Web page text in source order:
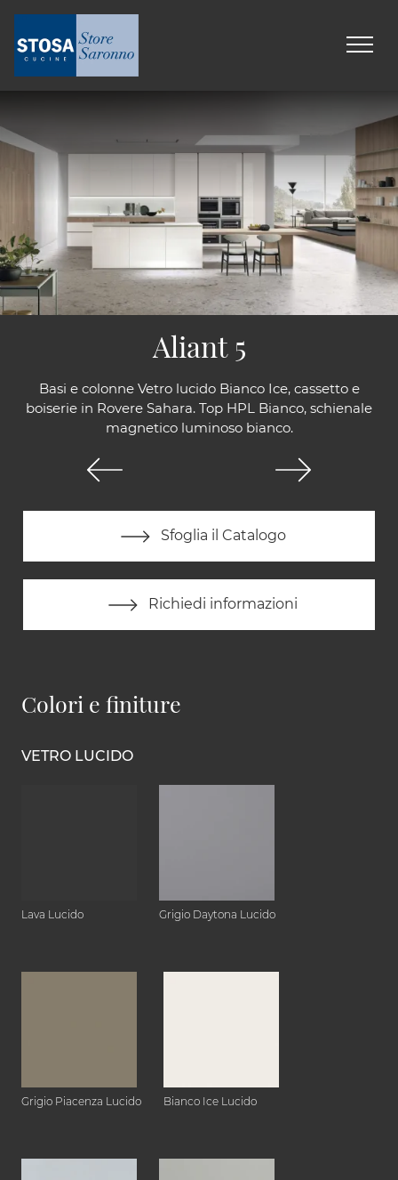
Basi e colonne Vetro lucido Bianco Ice, cassetto e
boiserie in Rovere Sahara. Top HPL Bianco, schienale
magnetico luminoso bianco.
Sfoglia il Catalogo
Richiedi informazioni
Aliant 5
Colori e finiture
VETRO LUCIDO
Lava Lucido Grigio Daytona Lucido
Grigio Piacenza Lucido Bianco Ice Lucido